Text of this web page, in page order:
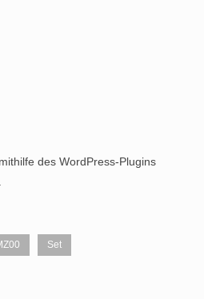
des WordPress-Plugins
Set